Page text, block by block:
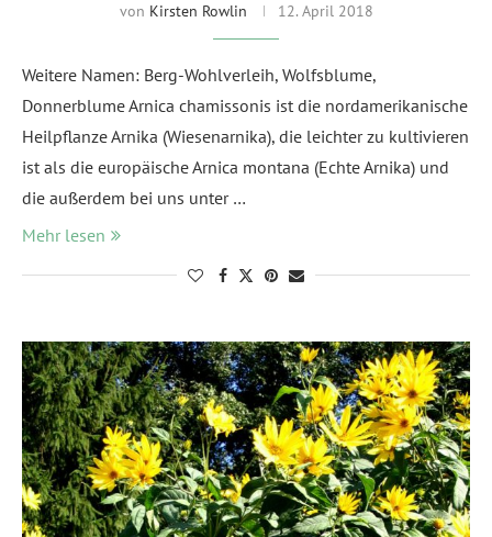
von Kirsten Rowlin 12. April 2018
Weitere Namen: Berg-Wohlverleih, Wolfsblume,
Donnerblume Arnica chamissonis ist die nordamerikanische
Heilpflanze Arnika (Wiesenarnika), die leichter zu kultivieren
ist als die europäische Arnica montana (Echte Arnika) und
die außerdem bei uns unter …
Mehr lesen